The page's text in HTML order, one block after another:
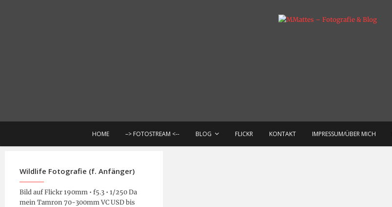
HOME –> FOTOSTREAM <-- BLOG FLICKR KONTAKT IMPRESSUM/ÜBER MICH
Wildlife Fotografie (f. Anfänger)
Bild auf Flickr 190mm • f5.3 • 1/250 Da
mein Tamron 70-300mm VC USD bis